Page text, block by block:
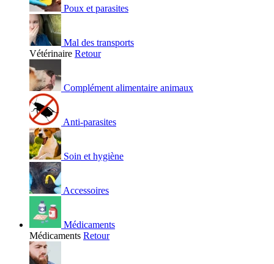
Poux et parasites
Mal des transports
Vétérinaire Retour
Complément alimentaire animaux
Anti-parasites
Soin et hygiène
Accessoires
Médicaments
Médicaments Retour